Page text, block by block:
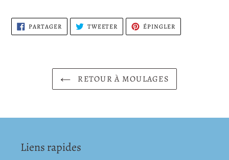
PARTAGER PARTAGER
SUR
FACEBOOK
TWEETER TWEETER
TWITTER
ÉPINGLER
PINTEREST
RETOUR À MOULAGES
Liens rapides